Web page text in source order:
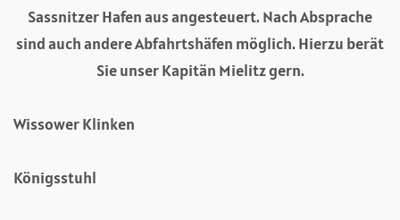
Sassnitzer Hafen aus angesteuert. Nach Absprache
sind auch andere Abfahrtshäfen möglich. Hierzu berät
Sie unser Kapitän Mielitz gern.
Wissower Klinken
Königsstuhl